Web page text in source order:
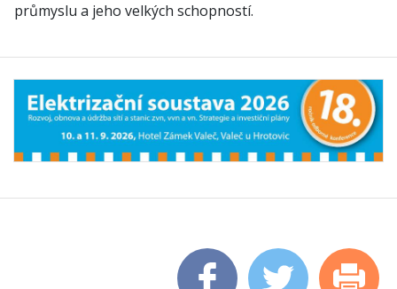
průmyslu a jeho velkých schopností.